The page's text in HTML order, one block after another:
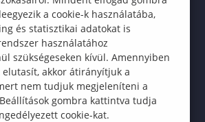
a cookie-k használatába,
és statisztikai adatokat is
használatához
szükségeseken kívül. Amennyiben
akkor átirányítjuk a
nem tudjuk megjeleníteni a
gombra kattintva tudja
cookie-kat.